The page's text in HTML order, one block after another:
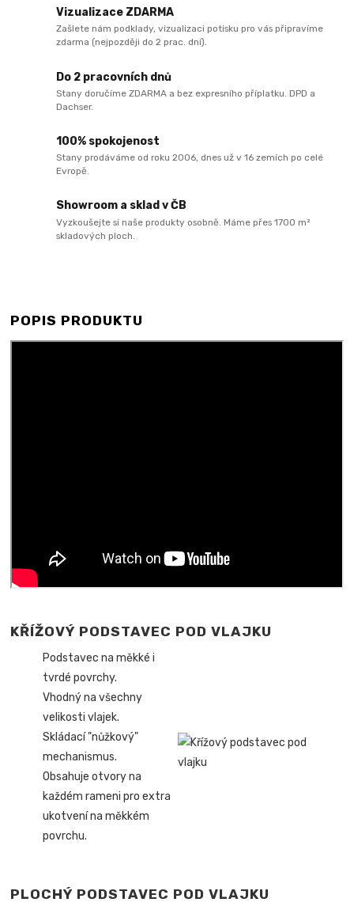
Vizualizace ZDARMA
Zašlete nám podklady, vizualizaci potisku pro vás připravíme
zdarma (nejpozději do 2 prac. dní).
Do 2 pracovních dnů
Stany doručíme ZDARMA a bez expresního příplatku. DPD a
Dachser.
100% spokojenost
Stany prodáváme od roku 2006, dnes už v 16 zemích po celé
Evropě.
Showroom a sklad v ČB
Vyzkoušejte si naše produkty osobně. Máme přes 1700 m²
skladových ploch.
POPIS PRODUKTU
KŘÍŽOVÝ PODSTAVEC POD VLAJKU
Podstavec na měkké i
tvrdé povrchy.
Vhodný na všechny
velikosti vlajek.
Skládací "nůžkový"
mechanismus.
Obsahuje otvory na
každém rameni pro extra
ukotvení na měkkém
povrchu.
PLOCHÝ PODSTAVEC POD VLAJKU